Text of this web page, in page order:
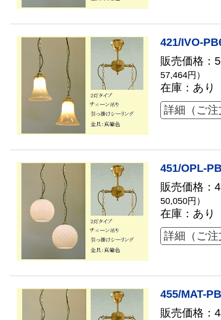
421/IVO-
販売価格：
57,464円）
在庫：あり
詳細（ご
451/OPL-
販売価格：
50,050円）
在庫：あり
詳細（ご
455/MAT-
販売価格：